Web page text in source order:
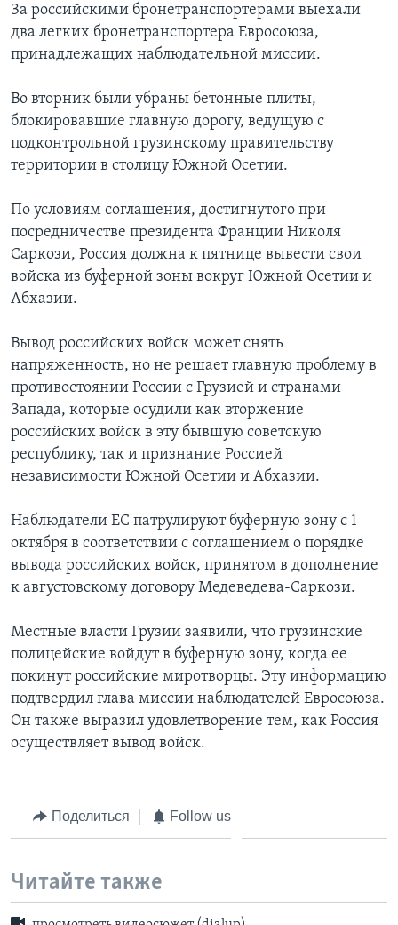
За российскими бронетранспортерами выехали
два легких бронетранспортера Евросоюза,
принадлежащих наблюдательной миссии.
Во вторник были убраны бетонные плиты,
блокировавшие главную дорогу, ведущую с
подконтрольной грузинскому правительству
территории в столицу Южной Осетии.
По условиям соглашения, достигнутого при
посредничестве президента Франции Николя
Саркози, Россия должна к пятнице вывести свои
войска из буферной зоны вокруг Южной Осетии и
Абхазии.
Вывод российских войск может снять
напряженность, но не решает главную проблему в
противостоянии России с Грузией и странами
Запада, которые осудили как вторжение
российских войск в эту бывшую советскую
республику, так и признание Россией
независимости Южной Осетии и Абхазии.
Наблюдатели ЕС патрулируют буферную зону с 1
октября в соответствии с соглашением о порядке
вывода российских войск, принятом в дополнение
к августовскому договору Медеведева-Саркози.
Местные власти Грузии заявили, что грузинские
полицейские войдут в буферную зону, когда ее
покинут российские миротворцы. Эту информацию
подтвердил глава миссии наблюдателей Евросоюза.
Он также выразил удовлетворение тем, как Россия
осуществляет вывод войск.
Поделиться Follow us
Читайте также